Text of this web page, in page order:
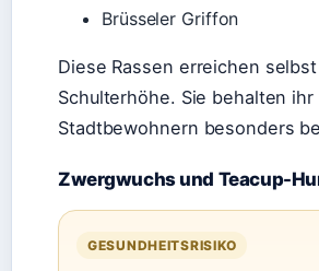
Brüsseler Griffon
Diese Rassen erreichen
Schulterhöhe. Sie behalten
Stadtbewohnern besonders
Zwergwuchs und Teacup-
GESUNDHEITSRISIKO